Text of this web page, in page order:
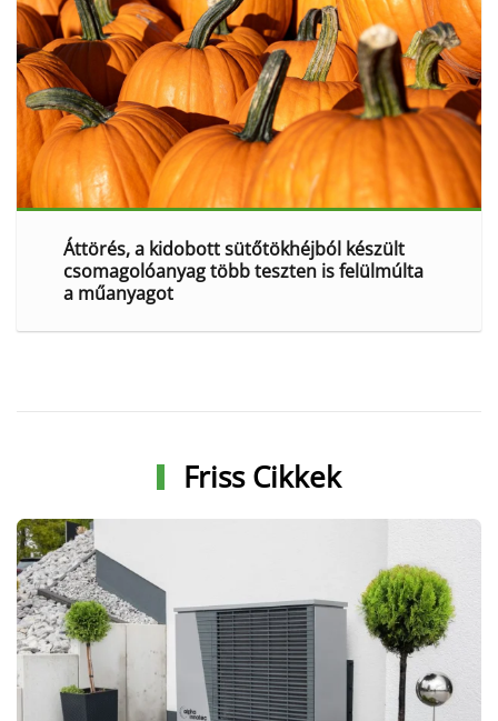
Áttörés, a kidobott sütőtökhéjból készült
csomagolóanyag több teszten is felülmúlta
a műanyagot
Friss Cikkek